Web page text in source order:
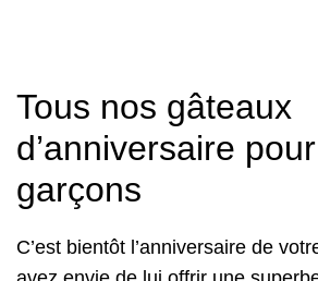
Tous nos gâteaux
d’anniversaire
garçons
C’est bientôt l’anniversaire de